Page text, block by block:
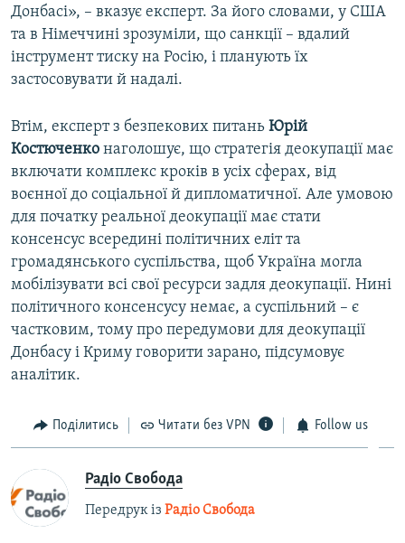
Донбасі», – вказує експерт. За його словами, у США
та в Німеччині зрозуміли, що санкції – вдалий
інструмент тиску на Росію, і планують їх
застосовувати й надалі.
Втім, експерт з безпекових питань Юрій
Костюченко наголошує, що стратегія деокупації має
включати комплекс кроків в усіх сферах, від
воєнної до соціальної й дипломатичної. Але умовою
для початку реальної деокупації має стати
консенсус всередині політичних еліт та
громадянського суспільства, щоб Україна могла
мобілізувати всі свої ресурси задля деокупації. Нині
політичного консенсусу немає, а суспільний – є
частковим, тому про передумови для деокупації
Донбасу і Криму говорити зарано, підсумовує
аналітик.
Поділитись Читати без VPN Follow us
Радіо Свобода
Передрук із Радіо Свобода